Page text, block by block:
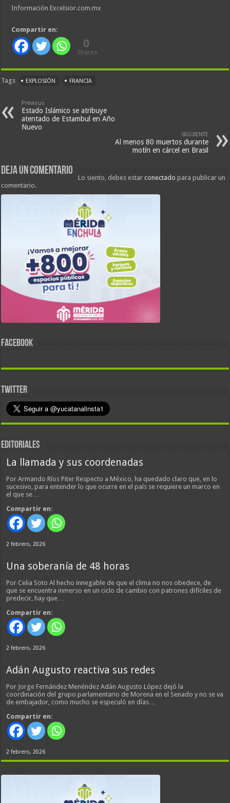
Información Excelsior.com.mx
Compartir en:
0
Shares
Tags EXPLOSIÓN FRANCIA
Previous
Estado Islámico se atribuye
atentado de Estambul en Año
Nuevo
SIGUIENTE
Al menos 80 muertos durante
motín en cárcel en Brasil
Deja un comentario
Lo siento, debes estarconectado para publicar un
comentario.
FACEBOOK
TWITTER
EDITORIALES
La llamada y sus coordenadas
Por Armando Ríos Piter Respecto a México, ha quedado claro que, en lo
sucesivo, para entender lo que ocurre en el país se requiere un marco en
el que se…
Compartir en:
2 febrero, 2026
Una soberanía de 48 horas
Por Celia Soto Al hecho innegable de que el clima no nos obedece, de
que se encuentra inmerso en un ciclo de cambio con patrones difíciles de
predecir, hay que…
Compartir en:
2 febrero, 2026
Adán Augusto reactiva sus redes
Por Jorge Fernández Menéndez Adán Augusto López dejó la
coordinación del grupo parlamentario de Morena en el Senado y no se va
de embajador, como mucho se especuló en días…
Compartir en:
2 febrero, 2026